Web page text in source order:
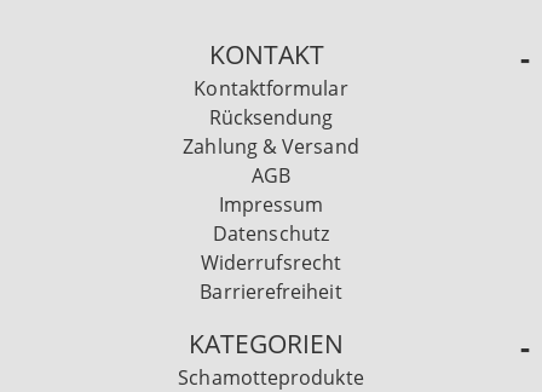
KONTAKT
Kontaktformular
Rücksendung
Zahlung & Versand
AGB
Impressum
Datenschutz
Widerrufsrecht
Barrierefreiheit
KATEGORIEN
Schamotteprodukte